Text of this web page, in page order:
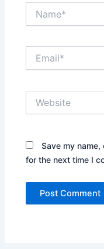
Save my
for the next time I